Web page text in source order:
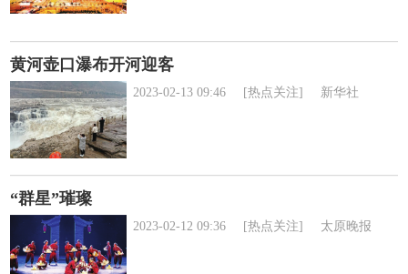
黄河壶口瀑布开河迎客
2023-02-13 09:46 [热点关注] 新华社
“群星”璀璨
2023-02-12 09:36 [热点关注] 太原晚报